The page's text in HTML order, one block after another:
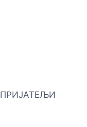
ПРИЈАТЕЉИ